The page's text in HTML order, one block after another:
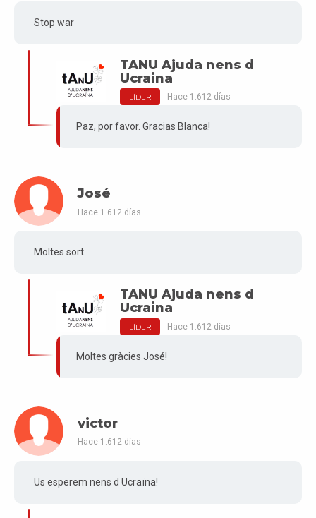
Stop war
TANU Ajuda nens d
Ucraina
LÍDER Hace 1.612 días
Paz, por favor. Gracias Blanca!
José
Hace 1.612 días
Moltes sort
TANU Ajuda nens d
Ucraina
LÍDER Hace 1.612 días
Moltes gràcies José!
victor
Hace 1.612 días
Us esperem nens d Ucraïna!